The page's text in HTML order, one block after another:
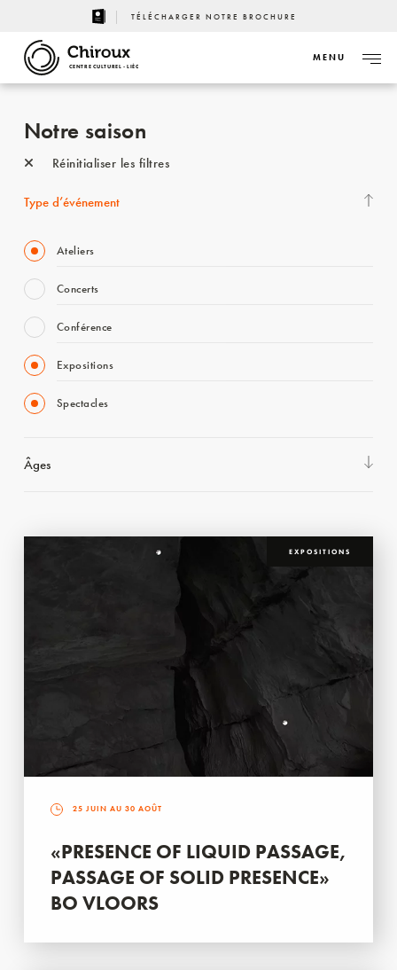
TÉLÉCHARGER NOTRE BROCHURE
CENTRE CULTUREL - LIÈGE
MENU
Notre saison
Réinitialiser les filtres
Type d’événement
Ateliers
Concerts
Conférence
Expositions
Spectacles
Âges
EXPOSITIONS
25 JUIN AU 30 AOÛT
«PRESENCE OF LIQUID PASSAGE,
PASSAGE OF SOLID PRESENCE»
BO VLOORS